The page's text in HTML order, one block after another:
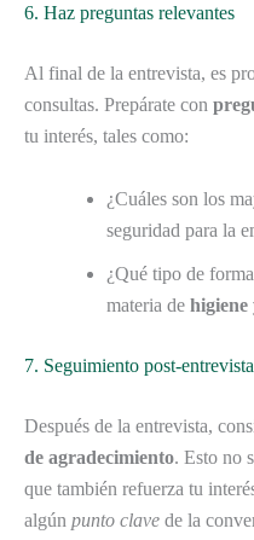
6. Haz preguntas relevantes
Al final de la entrevista, es
consultas. Prepárate con
tu interés, tales como:
¿Cuáles son los
seguridad para la
¿Qué tipo de
materia de higiene
7. Seguimiento post-entrevista
Después de la entrevista,
de agradecimiento. Esto no
que también refuerza tu
algún punto clave de la